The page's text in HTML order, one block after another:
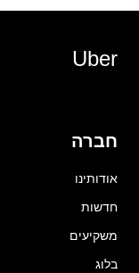
Uber
חברה
אודותינו
חדשות
משקיעים
בלוג